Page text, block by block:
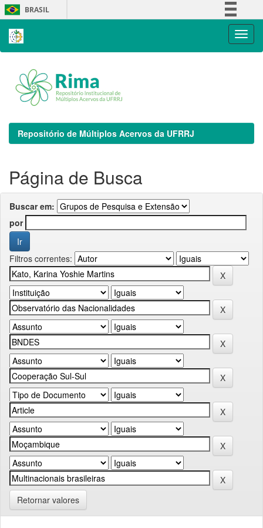
Skip
navigation
BRASIL
Repositório de Múltiplos Acervos da UFRRJ
Página de Busca
Buscar em:
por
Filtros correntes:
Retornar valores